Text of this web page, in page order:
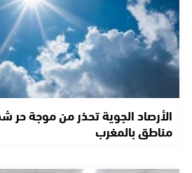
الأرصاد الجوية تحذر من موجة
مناطق بالمغرب